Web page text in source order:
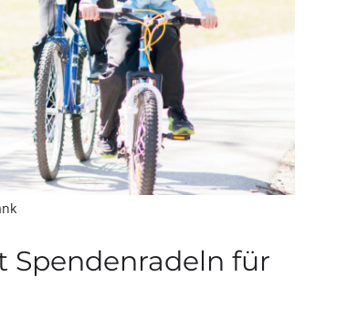
Spendenradeln für